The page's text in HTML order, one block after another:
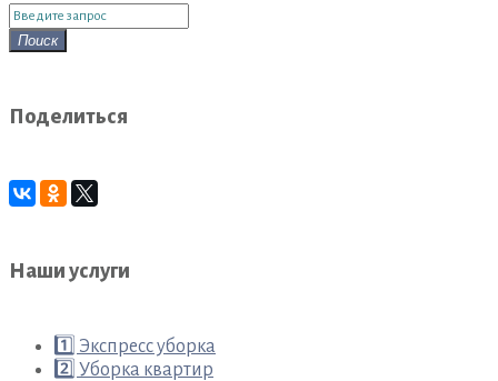
Поиск
для:
Поиск
Поделиться
Наши услуги
1️⃣ Экспресс уборка
2️⃣ Уборка квартир